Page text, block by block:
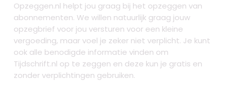
Opzeggen.nl helpt jou graag bij het opzeggen van
abonnementen. We willen natuurlijk graag jouw
opzegbrief voor jou versturen voor een kleine
vergoeding, maar voel je zeker niet verplicht. Je kunt
ook alle benodigde informatie vinden om
Tijdschrift.nl op te zeggen en deze kun je gratis en
zonder verplichtingen gebruiken.